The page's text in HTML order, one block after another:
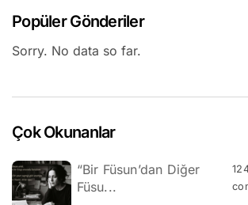
Popüler Gönderiler
Sorry. No data so far.
Çok Okunanlar
“Bir Füsun’dan Diğer
Füsu...